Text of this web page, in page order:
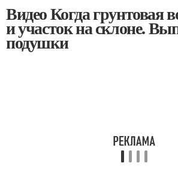
Видео Когда грунтовая
и участок на склоне.
подушки